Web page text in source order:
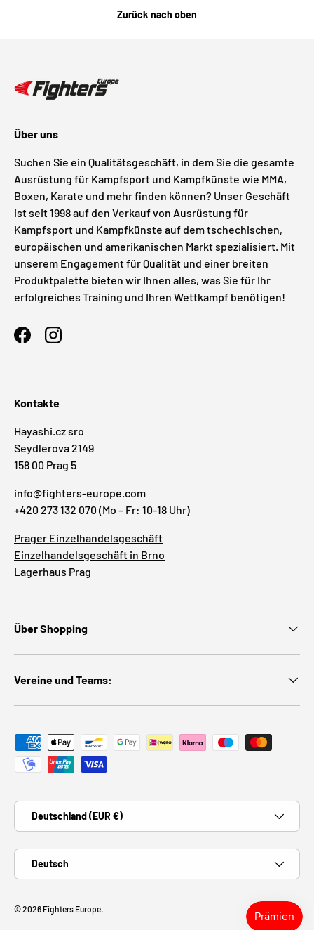
Zurück nach oben
Über uns
Suchen Sie ein Qualitätsgeschäft, in dem Sie die gesamte
Ausrüstung für Kampfsport und Kampfkünste wie MMA,
Boxen, Karate und mehr finden können? Unser Geschäft
ist seit 1998 auf den Verkauf von Ausrüstung für
Kampfsport und Kampfkünste auf dem tschechischen,
europäischen und amerikanischen Markt spezialisiert. Mit
unserem Engagement für Qualität und einer breiten
Produktpalette bieten wir Ihnen alles, was Sie für Ihr
erfolgreiches Training und Ihren Wettkampf benötigen!
FacebookInstagram
Kontakte
Hayashi.cz sro
Seydlerova 2149
158 00 Prag 5
info@fighters-europe.com
+420 273 132 070 (Mo – Fr: 10-18 Uhr)
Prager Einzelhandelsgeschäft
Einzelhandelsgeschäft in Brno
Lagerhaus Prag
Über Shopping
Vereine und Teams:
Zahlungsmethoden
Land/Region
Deutschland (EUR €)
Sprache
Deutsch
© 2026 Fighters Europe.